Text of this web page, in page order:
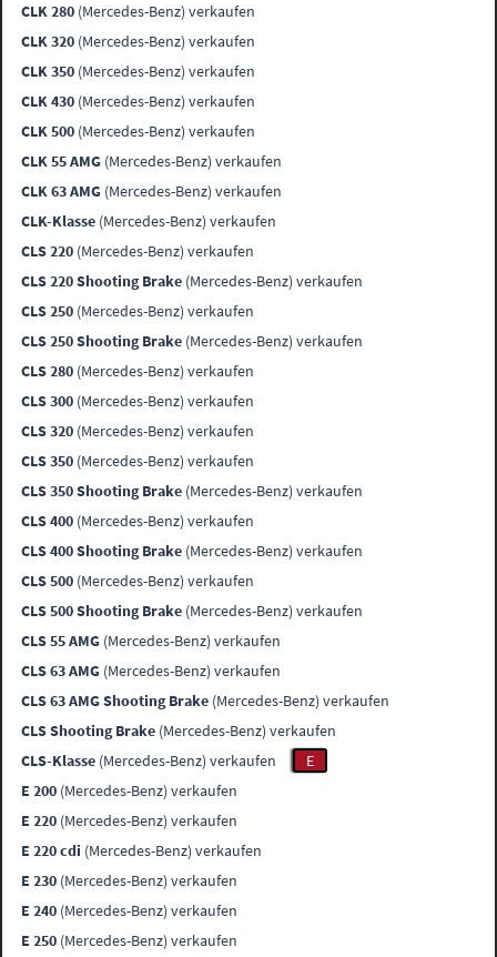
CLK 280 (Mercedes-Benz) verkaufen
CLK 320 (Mercedes-Benz) verkaufen
CLK 350 (Mercedes-Benz) verkaufen
CLK 430 (Mercedes-Benz) verkaufen
CLK 500 (Mercedes-Benz) verkaufen
CLK 55 AMG (Mercedes-Benz) verkaufen
CLK 63 AMG (Mercedes-Benz) verkaufen
CLK-Klasse (Mercedes-Benz) verkaufen
CLS 220 (Mercedes-Benz) verkaufen
CLS 220 Shooting Brake (Mercedes-Benz) verkaufen
CLS 250 (Mercedes-Benz) verkaufen
CLS 250 Shooting Brake (Mercedes-Benz) verkaufen
CLS 280 (Mercedes-Benz) verkaufen
CLS 300 (Mercedes-Benz) verkaufen
CLS 320 (Mercedes-Benz) verkaufen
CLS 350 (Mercedes-Benz) verkaufen
CLS 350 Shooting Brake (Mercedes-Benz) verkaufen
CLS 400 (Mercedes-Benz) verkaufen
CLS 400 Shooting Brake (Mercedes-Benz) verkaufen
CLS 500 (Mercedes-Benz) verkaufen
CLS 500 Shooting Brake (Mercedes-Benz) verkaufen
CLS 55 AMG (Mercedes-Benz) verkaufen
CLS 63 AMG (Mercedes-Benz) verkaufen
CLS 63 AMG Shooting Brake (Mercedes-Benz) verkaufen
CLS Shooting Brake (Mercedes-Benz) verkaufen
CLS-Klasse (Mercedes-Benz) verkaufen
E
E 200 (Mercedes-Benz) verkaufen
E 220 (Mercedes-Benz) verkaufen
E 220 cdi (Mercedes-Benz) verkaufen
E 230 (Mercedes-Benz) verkaufen
E 240 (Mercedes-Benz) verkaufen
E 250 (Mercedes-Benz) verkaufen